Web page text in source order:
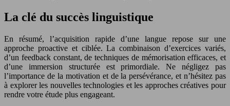
La clé du succès linguistique
En résumé, l’acquisition rapide d’une langue repose sur une
approche proactive et ciblée. La combinaison d’exercices variés,
d’un feedback constant, de techniques de mémorisation efficaces, et
d’une immersion structurée est primordiale. Ne négligez pas
l’importance de la motivation et de la persévérance, et n’hésitez pas
à explorer les nouvelles technologies et les approches créatives pour
rendre votre étude plus engageant.